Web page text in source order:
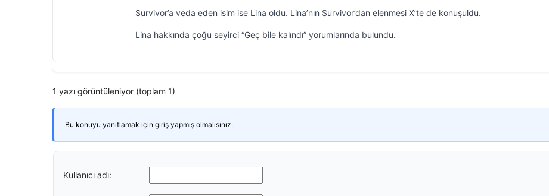
Survivor’a veda eden isim ise Lina oldu. Lina’nın Survivor’dan elenmesi X’te de konuşuldu.
Lina hakkında çoğu seyirci “Geç bile kalındı” yorumlarında bulundu.
1 yazı görüntüleniyor (toplam 1)
Bu konuyu yanıtlamak için giriş yapmış olmalısınız.
Kullanıcı adı: